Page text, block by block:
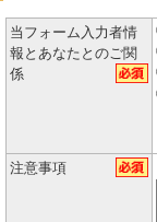
当フォーム入力者情
報とあなたとのご関
係
注意事項